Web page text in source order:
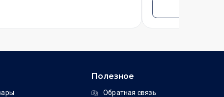
Полезное
Обратная связь